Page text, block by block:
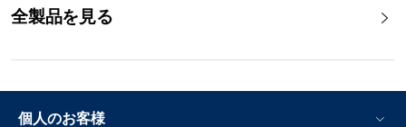
全製品を見る
個人のお客様